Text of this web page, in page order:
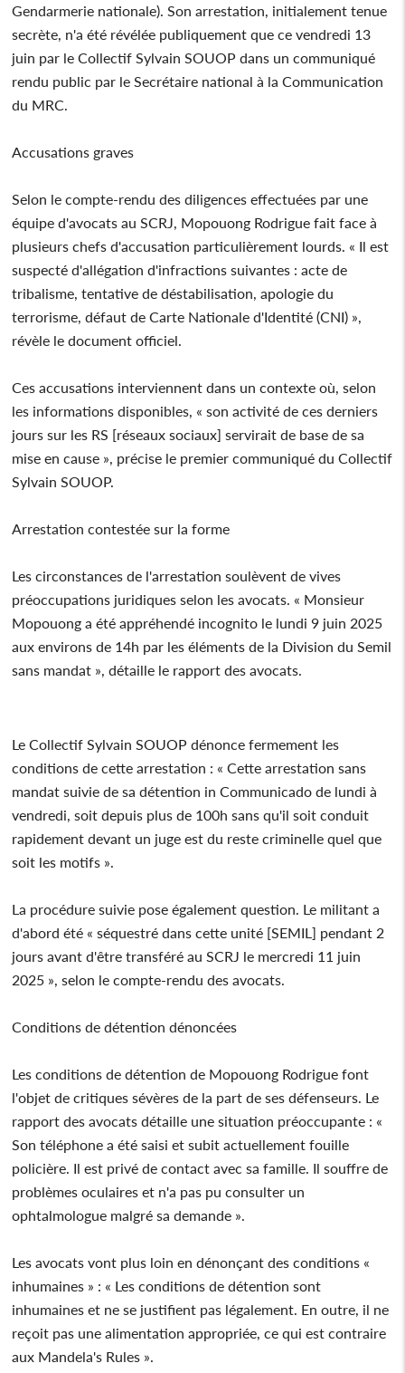
Gendarmerie nationale). Son arrestation, initialement tenue
secrète, n'a été révélée publiquement que ce vendredi 13
juin par le Collectif Sylvain SOUOP dans un communiqué
rendu public par le Secrétaire national à la Communication
du MRC.
Accusations graves
Selon le compte-rendu des diligences effectuées par une
équipe d'avocats au SCRJ, Mopouong Rodrigue fait face à
plusieurs chefs d'accusation particulièrement lourds. « Il est
suspecté d'allégation d'infractions suivantes : acte de
tribalisme, tentative de déstabilisation, apologie du
terrorisme, défaut de Carte Nationale d'Identité (CNI) »,
révèle le document officiel.
Ces accusations interviennent dans un contexte où, selon
les informations disponibles, « son activité de ces derniers
jours sur les RS [réseaux sociaux] servirait de base de sa
mise en cause », précise le premier communiqué du Collectif
Sylvain SOUOP.
Arrestation contestée sur la forme
Les circonstances de l'arrestation soulèvent de vives
préoccupations juridiques selon les avocats. « Monsieur
Mopouong a été appréhendé incognito le lundi 9 juin 2025
aux environs de 14h par les éléments de la Division du Semil
sans mandat », détaille le rapport des avocats.
Le Collectif Sylvain SOUOP dénonce fermement les
conditions de cette arrestation : « Cette arrestation sans
mandat suivie de sa détention in Communicado de lundi à
vendredi, soit depuis plus de 100h sans qu'il soit conduit
rapidement devant un juge est du reste criminelle quel que
soit les motifs ».
La procédure suivie pose également question. Le militant a
d'abord été « séquestré dans cette unité [SEMIL] pendant 2
jours avant d'être transféré au SCRJ le mercredi 11 juin
2025 », selon le compte-rendu des avocats.
Conditions de détention dénoncées
Les conditions de détention de Mopouong Rodrigue font
l'objet de critiques sévères de la part de ses défenseurs. Le
rapport des avocats détaille une situation préoccupante : «
Son téléphone a été saisi et subit actuellement fouille
policière. Il est privé de contact avec sa famille. Il souffre de
problèmes oculaires et n'a pas pu consulter un
ophtalmologue malgré sa demande ».
Les avocats vont plus loin en dénonçant des conditions «
inhumaines » : « Les conditions de détention sont
inhumaines et ne se justifient pas légalement. En outre, il ne
reçoit pas une alimentation appropriée, ce qui est contraire
aux Mandela's Rules ».